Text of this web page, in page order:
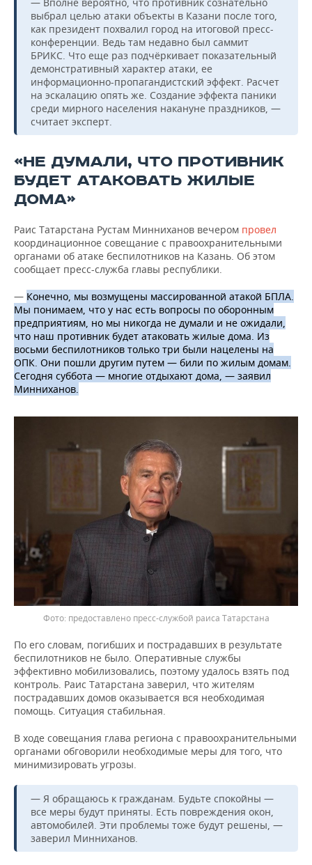
выбрал целью атаки объекты в Казани после того,
как президент похвалил город на итоговой пресс-
конференции. Ведь там недавно был саммит
БРИКС. Что еще раз подчёркивает показательный
демонстративный характер атаки, ее
информационно-пропагандистский эффект. Расчет
на эскалацию опять же. Создание эффекта паники
среди мирного населения накануне праздников, —
считает эксперт.
«НЕ ДУМАЛИ, ЧТО ПРОТИВНИК
БУДЕТ АТАКОВАТЬ ЖИЛЫЕ
ДОМА»
Раис Татарстана Рустам Минниханов вечером провел
координационное совещание с правоохранительными
органами об атаке беспилотников на Казань. Об этом
сообщает пресс-служба главы республики.
— Конечно, мы возмущены массированной атакой БПЛА.
Мы понимаем, что у нас есть вопросы по оборонным
предприятиям, но мы никогда не думали и не ожидали,
что наш противник будет атаковать жилые дома. Из
восьми беспилотников только три были нацелены на
ОПК. Они пошли другим путем — били по жилым домам.
Сегодня суббота — многие отдыхают дома, — заявил
Минниханов.
предоставлено пресс-службой раиса Татарстана
По его словам, погибших и пострадавших в результате
беспилотников не было. Оперативные службы
эффективно мобилизовались, поэтому удалось взять под
контроль. Раис Татарстана заверил, что жителям
пострадавших домов оказывается вся необходимая
помощь. Ситуация стабильная.
В ходе совещания глава региона с правоохранительными
органами обговорили необходимые меры для того, что
минимизировать угрозы.
— Я обращаюсь к гражданам. Будьте спокойны —
все меры будут приняты. Есть повреждения окон,
автомобилей. Эти проблемы тоже будут решены, —
заверил Минниханов.